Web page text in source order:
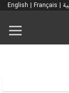
|
English | Français